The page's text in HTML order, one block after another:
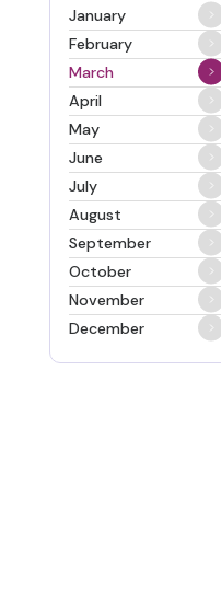
January
February
March
April
May
June
July
August
September
October
November
December